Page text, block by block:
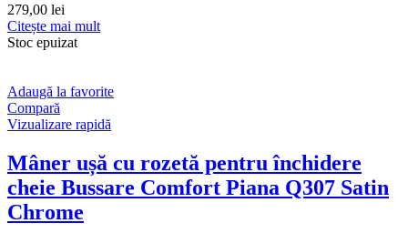
279,00 lei
Citește mai mult
Stoc epuizat
Adaugă la favorite
Compară
Vizualizare rapidă
Mâner ușă cu rozetă pentru închidere
cheie Bussare Comfort Piana Q307 Satin
Chrome